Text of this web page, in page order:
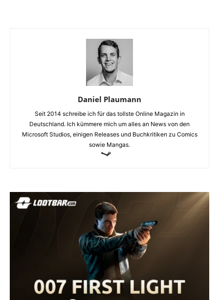
Daniel Plaumann
Seit 2014 schreibe ich für das tollste Online Magazin in
Deutschland. Ich kümmere mich um alles an News von den
Microsoft Studios, einigen Releases und Buchkritiken zu Comics
sowie Mangas.